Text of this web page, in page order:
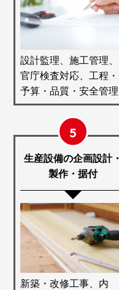
設計監理、施工管理、
官庁検査対応、工程・
予算・品質・安全管理
5
生産設備の企画設計・
製作・据付
新築・改修工事、内